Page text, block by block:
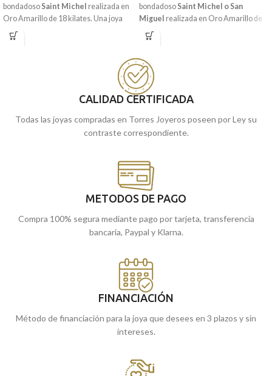
bondadoso Saint Michel realizada en
Oro Amarillo de 18 kilates. Una joya
perfecta para colocártela y llevar allá
donde vayas, es por ello que no debes
, o comprarla
online y te la llevamos a casa.
bondadoso Saint Michel o San
Miguel realizada en Oro Amarillo de
18 kilates. Una joya perfecta para
colocártela y llevar allá donde vayas, es
esta oportunidad.
Puedes encontrarla en nuestras
tiendas deMálaga
CALIDAD CERTIFICADA
Todas las joyas compradas en Torres Joyeros poseen por Ley su
contraste correspondiente.
METODOS DE PAGO
Compra 100% segura mediante pago por tarjeta, transferencia
bancaria, Paypal y Klarna.
FINANCIACIÓN
Método de financiación para la joya que desees en 3 plazos y sin
intereses.